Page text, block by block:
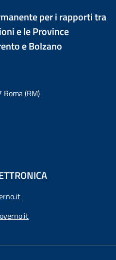
per i rapporti tra
e le Province
e Bolzano
(RM)